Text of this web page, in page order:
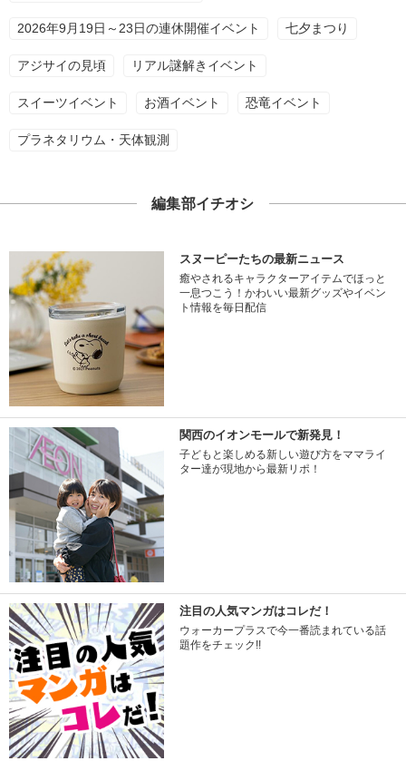
2026年9月19日～23日の連休開催イベント 七夕まつり
アジサイの見頃 リアル謎解きイベント
スイーツイベント お酒イベント 恐竜イベント
プラネタリウム・天体観測
編集部イチオシ
スヌーピーたちの最新ニュース
癒やされるキャラクターアイテムでほっと
一息つこう！かわいい最新グッズやイベン
ト情報を毎日配信
関西のイオンモールで新発見！
子どもと楽しめる新しい遊び方をママライ
ター達が現地から最新リポ！
注目の人気マンガはコレだ！
ウォーカープラスで今一番読まれている話
題作をチェック!!